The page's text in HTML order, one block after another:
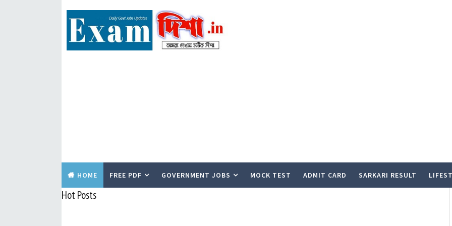
HOME FREE PDF GOVERNMENT JOBS MOCK TEST ADMIT CARD SARKARI RESULT
Hot Posts